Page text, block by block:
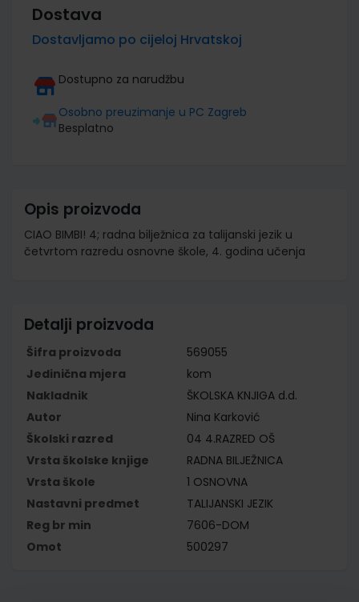
Dostava
Dostavljamo po cijeloj Hrvatskoj
Dostupno za narudžbu
Osobno preuzimanje u PC Zagreb
Besplatno
Opis proizvoda
CIAO BIMBI! 4; radna bilježnica za talijanski jezik u
četvrtom razredu osnovne škole, 4. godina učenja
Detalji proizvoda
Šifra proizvoda
569055
Jedinična mjera
kom
Nakladnik
ŠKOLSKA KNJIGA d.d.
Autor
Nina Karković
Školski razred
04 4.RAZRED OŠ
Vrsta školske knjige
RADNA BILJEŽNICA
Vrsta škole
1 OSNOVNA
Nastavni predmet
TALIJANSKI JEZIK
Reg br min
7606-DOM
Omot
500297